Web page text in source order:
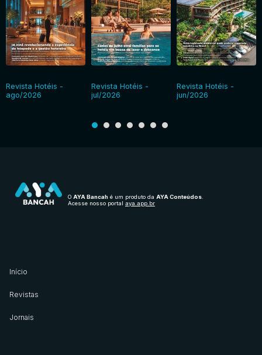
Revista Hotéis -
ago/2026
Revista Hotéis -
jul/2026
Revista Hotéis -
jun/2026
O AYA Bancah é um produto da AYA Conteúdos
Acesse nosso portal aya.app.br
Início
Revistas
Jornais